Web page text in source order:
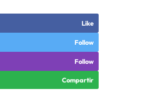
Like
Follow
Follow
Compartir